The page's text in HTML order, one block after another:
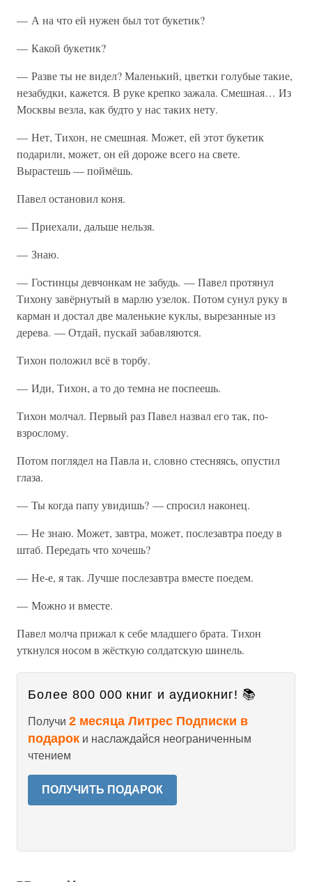
— А на что ей нужен был тот букетик?
— Какой букетик?
— Разве ты не видел? Маленький, цветки голубые такие,
незабудки, кажется. В руке крепко зажала. Смешная… Из
Москвы везла, как будто у нас таких нету.
— Нет, Тихон, не смешная. Может, ей этот букетик
подарили, может, он ей дороже всего на свете.
Вырастешь — поймёшь.
Павел остановил коня.
— Приехали, дальше нельзя.
— Знаю.
— Гостинцы девчонкам не забудь. — Павел протянул
Тихону завёрнутый в марлю узелок. Потом сунул руку в
карман и достал две маленькие куклы, вырезанные из
дерева. — Отдай, пускай забавляются.
Тихон положил всё в торбу.
— Иди, Тихон, а то до темна не поспеешь.
Тихон молчал. Первый раз Павел назвал его так, по-
взрослому.
Потом поглядел на Павла и, словно стесняясь, опустил
глаза.
— Ты когда папу увидишь? — спросил наконец.
— Не знаю. Может, завтра, может, послезавтра поеду в
штаб. Передать что хочешь?
— Не-е, я так. Лучше послезавтра вместе поедем.
— Можно и вместе.
Павел молча прижал к себе младшего брата. Тихон
уткнулся носом в жёсткую солдатскую шинель.
Более 800 000 книг и аудиокниг! 📚
Получи 2 месяца Литрес Подписки в
подарок и наслаждайся неограниченным
чтением
ПОЛУЧИТЬ ПОДАРОК